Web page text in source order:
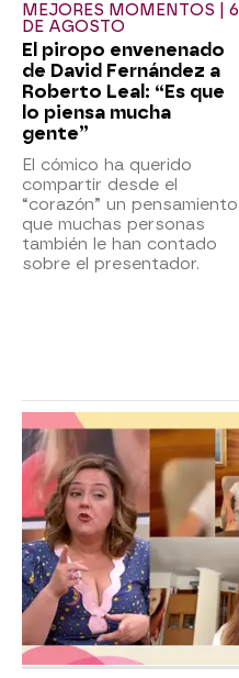
MEJORES MOMENTOS | 6
DE AGOSTO
El piropo envenenado
de David Fernández a
Roberto Leal: “Es que
lo piensa mucha
gente”
El cómico ha querido
compartir desde el
“corazón” un pensamiento
que muchas personas
también le han contado
sobre el presentador.